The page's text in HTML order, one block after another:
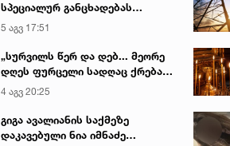
სპეციალურ განცხადებას
ავრცელებს
5 აგვ 17:51
„სურვილს წერ და დებ... მეორე
დღეს ფურცელი სადღაც ქრება
და სურვილი სრულდება...“ -
სასწაულმოქმედი ტაძარი შიდა
ქართლში
4 აგვ 20:25
გიგა ავალიანის საქმეზე
დაკავებული ნია იმნაძე